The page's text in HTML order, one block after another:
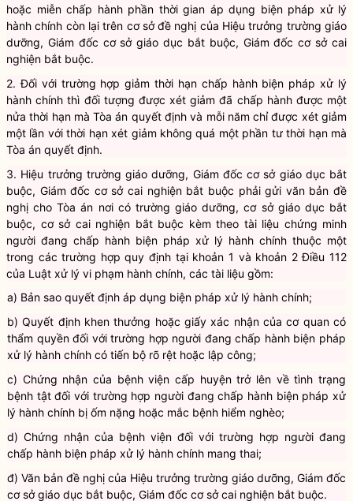
lý vi phạm hành chính được Tòa án giảm thời hạn, tạm đình chỉ
hoặc miễn chấp hành phần thời gian áp dụng biện pháp xử lý
hành chính còn lại trên cơ sở đề nghị của Hiệu trưởng trường giáo
dưỡng, Giám đốc cơ sở giáo dục bắt buộc, Giám đốc cơ sở cai
nghiện bắt buộc.
2. Đối với trường hợp giảm thời hạn chấp hành biện pháp xử lý
hành chính thì đối tượng được xét giảm đã chấp hành được một
nửa thời hạn mà Tòa án quyết định và mỗi năm chỉ được xét giảm
một lần với thời hạn xét giảm không quá một phần tư thời hạn mà
Tòa án quyết định.
3. Hiệu trưởng trường giáo dưỡng, Giám đốc cơ sở giáo dục bắt
buộc, Giám đốc cơ sở cai nghiện bắt buộc phải gửi văn bản đề
nghị cho Tòa án nơi có trường giáo dưỡng, cơ sở giáo dục bắt
buộc, cơ sở cai nghiện bắt buộc kèm theo tài liệu chứng minh
người đang chấp hành biện pháp xử lý hành chính thuộc một
trong các trường hợp quy định tạikhoản 1 và khoản 2 Điều 112
của Luật xử lý vi phạm hành chính , các tài liệu gồm:
a) Bản sao quyết định áp dụng biện pháp xử lý hành chính;
b) Quyết định khen thưởng hoặc giấy xác nhận của cơ quan có
thẩm quyền đối với trường hợp người đang chấp hành biện pháp
xử lý hành chính có tiến bộ rõ rệt hoặc lập công;
c) Chứng nhận của bệnh viện cấp huyện trở lên về tình trạng
bệnh tật đối với trường hợp người đang chấp hành biện pháp xử
lý hành chính bị ốm nặng hoặc mắc bệnh hiểm nghèo;
d) Chứng nhận của bệnh viện đối với trường hợp người đang
chấp hành biện pháp xử lý hành chính mang thai;
đ) Văn bản đề nghị của Hiệu trưởng trường giáo dưỡng, Giám đốc